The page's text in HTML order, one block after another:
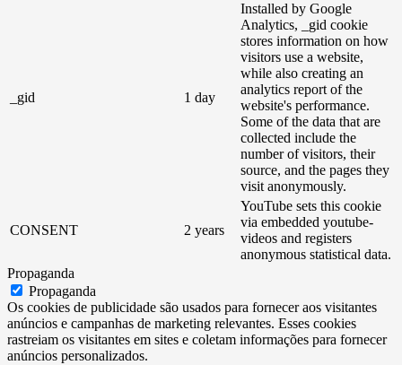
_gid 1 day
Installed by Google
Analytics, _gid cookie
stores information on how
visitors use a website,
while also creating an
analytics report of the
website's performance.
Some of the data that are
collected include the
number of visitors, their
source, and the pages they
visit anonymously.
CONSENT 2 years
YouTube sets this cookie
via embedded youtube-
videos and registers
anonymous statistical data.
Propaganda
Propaganda
Os cookies de publicidade são usados ​​para fornecer aos visitantes
anúncios e campanhas de marketing relevantes. Esses cookies
rastreiam os visitantes em sites e coletam informações para fornecer
anúncios personalizados.